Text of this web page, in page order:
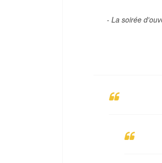
- La soirée